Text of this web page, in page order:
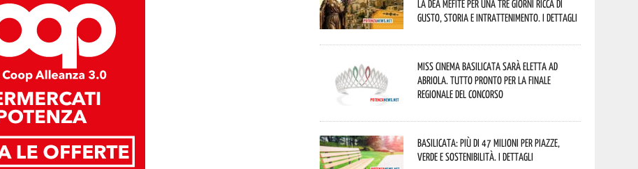
la Dea Mefite per una tre giorni ricca di
gusto, storia e intrattenimento. I dettagli
Miss Cinema Basilicata sarà eletta ad
Abriola. Tutto pronto per la finale
regionale del concorso
Basilicata: più di 47 milioni per piazze,
verde e sostenibilità. I dettagli